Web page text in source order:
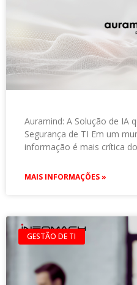
Auramind: A Solução de IA
Segurança de TI Em um
informação é mais crítica
MAIS INFORMAÇÕES »
GESTÃO DE TI